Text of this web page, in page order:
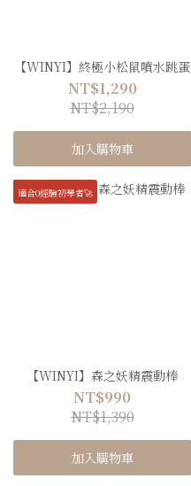
【WINYI】終極小松鼠噴水跳蛋
NT$1,290
NT$2,190
加入購物車
適合0經驗初學者🚀
【WINYI】森之妖精震動棒
NT$990
NT$1,390
加入購物車